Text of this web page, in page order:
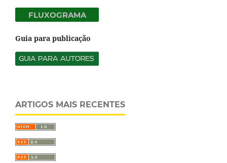
Guia para publicação
ARTIGOS MAIS RECENTES